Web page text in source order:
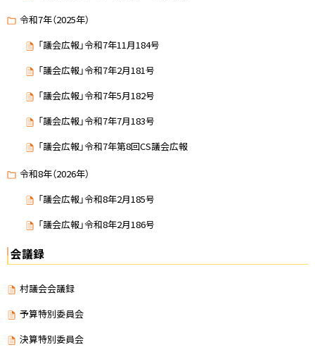
令和7年（2025年）
「議会広報」令和7年11月184号
「議会広報」令和7年2月181号
「議会広報」令和7年5月182号
「議会広報」令和7年7月183号
「議会広報」令和7年第8回CS議会広報
令和8年（2026年）
「議会広報」令和8年2月185号
「議会広報」令和8年2月186号
会議録
村議会会議録
予算特別委員会
決算特別委員会